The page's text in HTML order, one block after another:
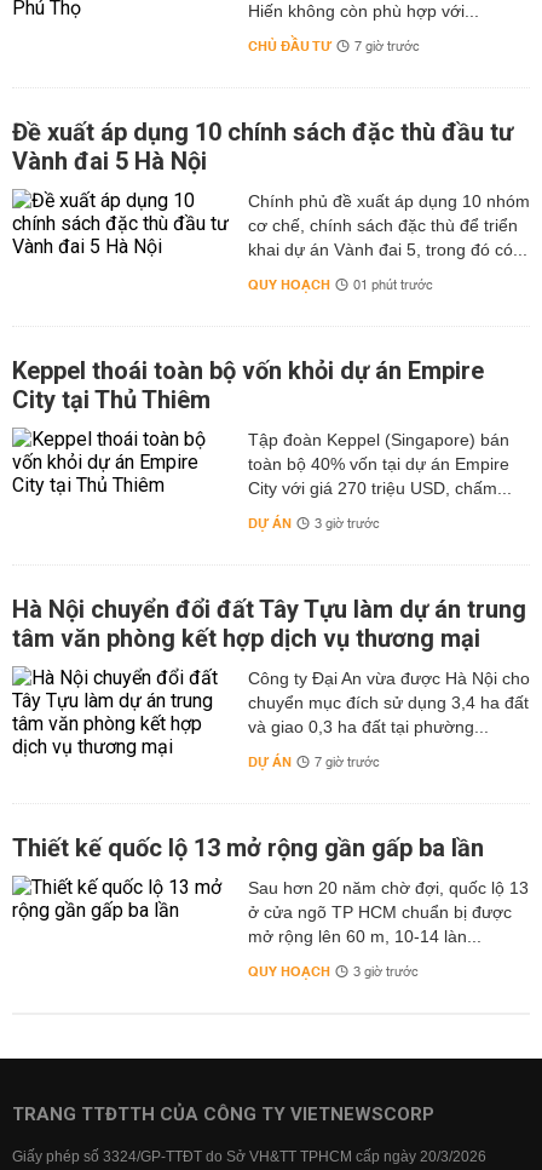
Hiến không còn phù hợp với...
CHỦ ĐẦU TƯ 7 giờ trước
Đề xuất áp dụng 10 chính sách đặc thù đầu tư
Vành đai 5 Hà Nội
Chính phủ đề xuất áp dụng 10 nhóm
cơ chế, chính sách đặc thù để triển
khai dự án Vành đai 5, trong đó có...
QUY HOẠCH 01 phút trước
Keppel thoái toàn bộ vốn khỏi dự án Empire
City tại Thủ Thiêm
Tập đoàn Keppel (Singapore) bán
toàn bộ 40% vốn tại dự án Empire
City với giá 270 triệu USD, chấm...
DỰ ÁN 3 giờ trước
Hà Nội chuyển đổi đất Tây Tựu làm dự án trung
tâm văn phòng kết hợp dịch vụ thương mại
Công ty Đại An vừa được Hà Nội cho
chuyển mục đích sử dụng 3,4 ha đất
và giao 0,3 ha đất tại phường...
DỰ ÁN 7 giờ trước
Thiết kế quốc lộ 13 mở rộng gần gấp ba lần
Sau hơn 20 năm chờ đợi, quốc lộ 13
ở cửa ngõ TP HCM chuẩn bị được
mở rộng lên 60 m, 10-14 làn...
QUY HOẠCH 3 giờ trước
TRANG TTĐTTH CỦA CÔNG TY VIETNEWSCORP
Giấy phép số 3324/GP-TTĐT do Sở VH&TT TPHCM cấp ngày 20/3/2026